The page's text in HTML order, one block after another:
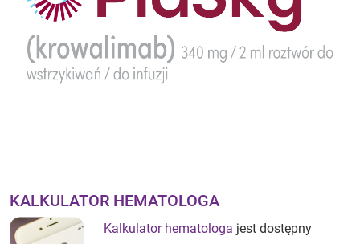
KALKULATOR HEMATOLOGA
Kalkulator hematologa jest dostępny